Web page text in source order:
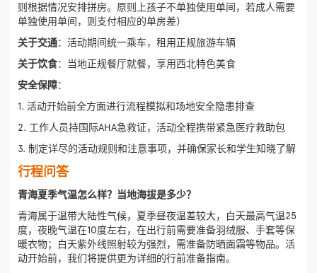
则根据情况安排拼房。原则上孩子不单独使用单间，若成人需要
单独使用单间，则支付相应的单房差）
关于交通：活动期间统一乘车，租用正规旅游车辆
关于饮食：当地正规餐厅就餐，享用西北特色美食
安全保障：
1. 活动开始前全方面进行流程模拟和场地安全隐患排查
2. 工作人员持国际AHA急救证，活动全程携带紧急医疗救助包
3. 制定详尽的活动规则和注意事项，并确保家长和学生知晓了解
行程问答
青海夏季气温怎么样？当地海拔是多少？
青海属于温带大陆性气候，夏季昼夜温差较大，白天最高气温25
度，夜晚气温在10度左右，在出行前需要准备羽绒服、手套等保
暖衣物；白天紫外线照射较为强烈，需准备防晒面霜等物品。活
动开始前，我们将提供更为详细的行前准备指南。